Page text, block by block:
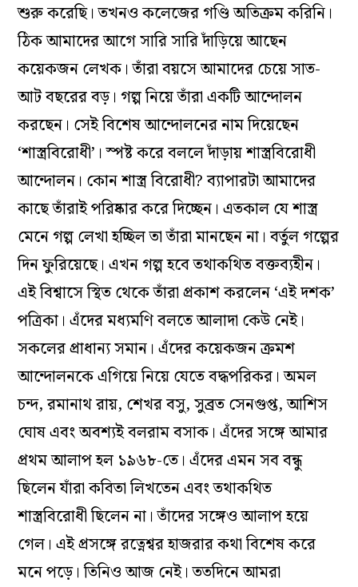
শুরু করেছি। তখনও কলেজের গণ্ডি অতিক্রম করিনি।
ঠিক আমাদের আগে সারি সারি দাঁড়িয়ে আছেন
কয়েকজন লেখক। তাঁরা বয়সে আমাদের চেয়ে সাত-
আট বছরের বড়। গল্প নিয়ে তাঁরা একটি আন্দোলন
করছেন। সেই বিশেষ আন্দোলনের নাম দিয়েছেন
‘শাস্ত্রবিরোধী’। স্পষ্ট করে বললে দাঁড়ায় শাস্ত্রবিরোধী
আন্দোলন। কোন শাস্ত্র বিরোধী? ব্যাপারটা আমাদের
কাছে তাঁরাই পরিষ্কার করে দিচ্ছেন। এতকাল যে শাস্ত্র
মেনে গল্প লেখা হচ্ছিল তা তাঁরা মানছেন না। বর্তুল গল্পের
দিন ফুরিয়েছে। এখন গল্প হবে তথাকথিত বক্তব্যহীন।
এই বিশ্বাসে স্থিত থেকে তাঁরা প্রকাশ করলেন ‘এই দশক’
পত্রিকা। এঁদের মধ্যমণি বলতে আলাদা কেউ নেই।
সকলের প্রাধান্য সমান। এঁদের কয়েকজন ক্রমশ
আন্দোলনকে এগিয়ে নিয়ে যেতে বদ্ধপরিকর। অমল
চন্দ, রমানাথ রায়, শেখর বসু, সুব্রত সেনগুপ্ত, আশিস
ঘোষ এবং অবশ্যই বলরাম বসাক। এঁদের সঙ্গে আমার
প্রথম আলাপ হল ১৯৬৮-তে। এঁদের এমন সব বন্ধু
ছিলেন যাঁরা কবিতা লিখতেন এবং তথাকথিত
শাস্ত্রবিরোধী ছিলেন না। তাঁদের সঙ্গেও আলাপ হয়ে
গেল। এই প্রসঙ্গে রত্নেশ্বর হাজরার কথা বিশেষ করে
মনে পড়ে। তিনিও আজ নেই। ততদিনে আমরা